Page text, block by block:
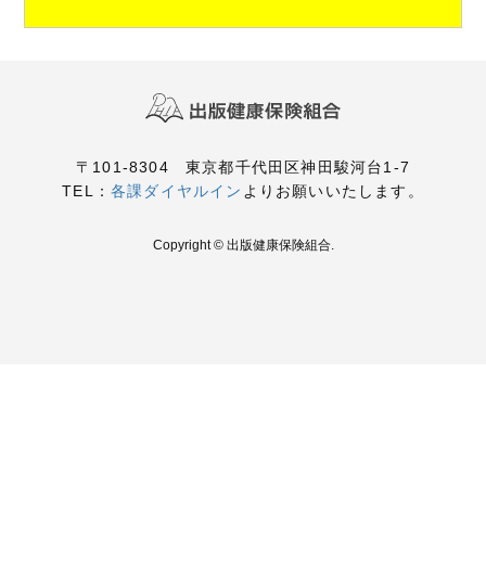
〒101-8304 東京都千代田区神田駿河台1-7
TEL： 各課ダイヤルイン よりお願いいたします。
Copyright © 出版健康保険組合.